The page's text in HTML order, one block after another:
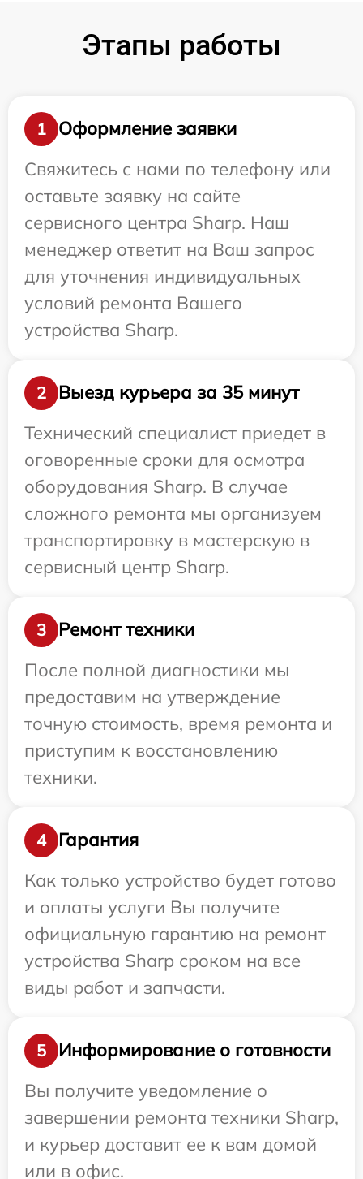
Этапы работы
1
Оформление заявки
Свяжитесь с нами по телефону или
оставьте заявку на сайте
сервисного центра Sharp. Наш
менеджер ответит на Ваш запрос
для уточнения индивидуальных
условий ремонта Вашего
устройства Sharp.
2
Выезд курьера за 35 минут
Технический специалист приедет в
оговоренные сроки для осмотра
оборудования Sharp. В случае
сложного ремонта мы организуем
транспортировку в мастерскую в
сервисный центр Sharp.
3
Ремонт техники
После полной диагностики мы
предоставим на утверждение
точную стоимость, время ремонта и
приступим к восстановлению
техники.
4
Гарантия
Как только устройство будет готово
и оплаты услуги Вы получите
официальную гарантию на ремонт
устройства Sharp сроком на все
виды работ и запчасти.
5
Информирование о готовности
Вы получите уведомление о
завершении ремонта техники Sharp,
и курьер доставит ее к вам домой
или в офис.